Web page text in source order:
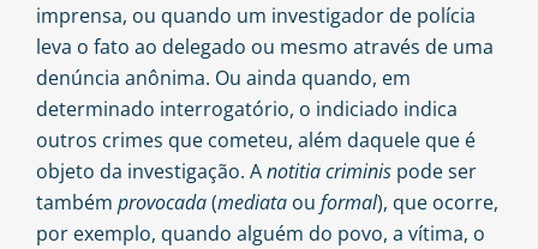
imprensa, ou quando um investigador de polícia
leva o fato ao delegado ou mesmo através de uma
denúncia anônima. Ou ainda quando, em
determinado interrogatório, o indiciado indica
outros crimes que cometeu, além daquele que é
objeto da investigação. Anotitia criminis pode ser
também provocada(mediata ou formal), que ocorre,
por exemplo, quando alguém do povo, a vítima, o